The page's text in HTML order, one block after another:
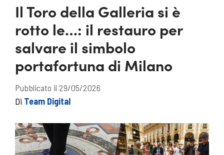
Il Toro della Galleria si è
rotto le…: il restauro per
salvare il simbolo
portafortuna di Milano
Pubblicato il 29/05/2026
Di Team Digital